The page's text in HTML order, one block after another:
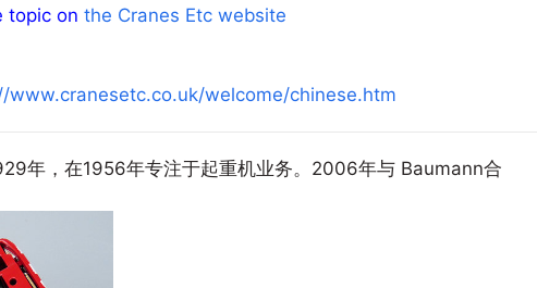
topic on the Cranes Etc website
www.cranesetc.co.uk/welcome/chinese.htm
年，在1956年专注于起重机业务。2006年与 Baumann合